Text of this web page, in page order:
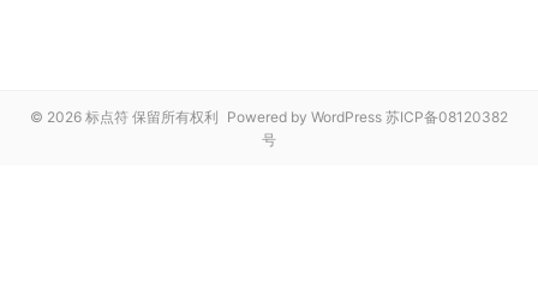
© 2026 标点符 保留所有权利 Powered by WordPress 苏ICP备08120382
号